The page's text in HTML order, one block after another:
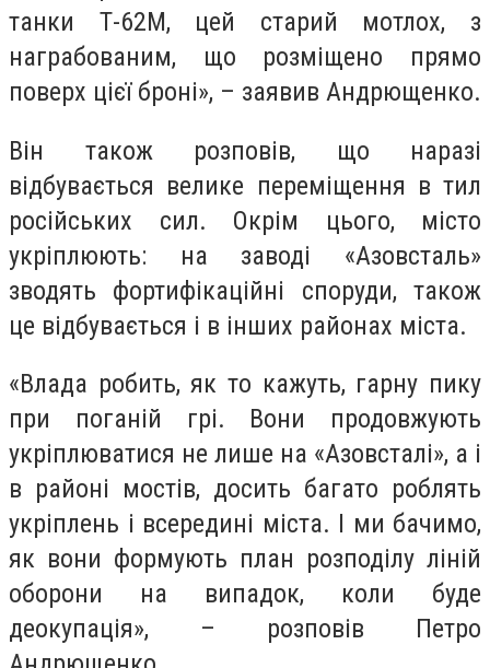
танки Т-62М, цей старий мотлох, з
награбованим, що розміщено прямо
поверх цієї броні», – заявив Андрющенко.
Він також розповів, що наразі
відбувається велике переміщення в тил
російських сил. Окрім цього, місто
укріплюють: на заводі «Азовсталь»
зводять фортифікаційні споруди, також
це відбувається і в інших районах міста.
«Влада робить, як то кажуть, гарну пику
при поганій грі. Вони продовжують
укріплюватися не лише на «Азовсталі», а і
в районі мостів, досить багато роблять
укріплень і всередині міста. І ми бачимо,
як вони формують план розподілу ліній
оборони на випадок, коли буде
деокупація», – розповів Петро